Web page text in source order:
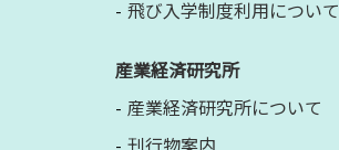
飛び入学制度利用について
産業経済研究所
産業経済研究所について